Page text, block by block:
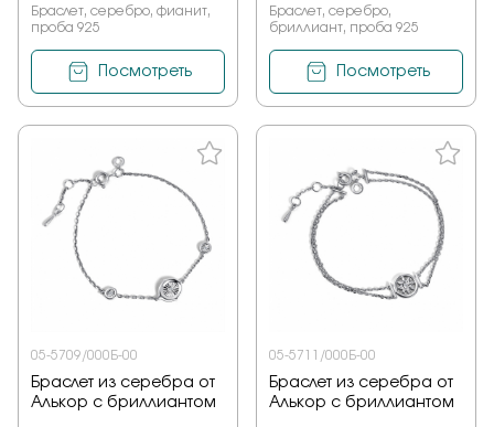
Браслет, серебро, фианит,
проба 925
Посмотреть
Браслет, серебро,
бриллиант, проба 925
Посмотреть
05-5709/000Б-00
Браслет из серебра от
Алькор с бриллиантом
05-5711/000Б-00
Браслет из серебра от
Алькор с бриллиантом